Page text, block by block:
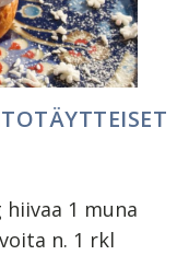
1 muna
n. 1 rkl